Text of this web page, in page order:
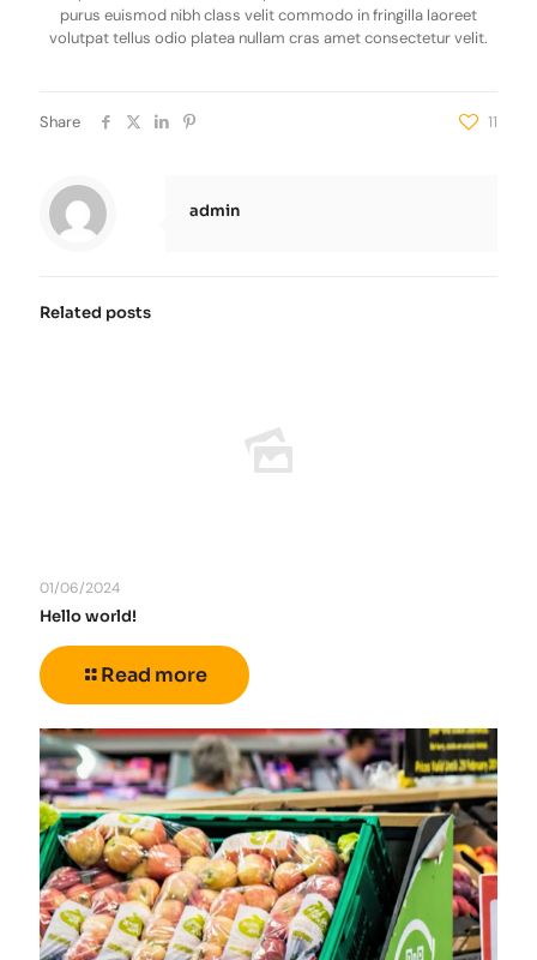
purus euismod nibh class velit commodo in fringilla laoreet
volutpat tellus odio platea nullam cras amet consectetur velit.
Share 11
admin
Related posts
01/06/2024
Hello world!
Read more